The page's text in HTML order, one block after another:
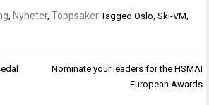
, Nyheter,Toppsaker TaggedOslo,Ski-VM,
Nominate your leaders for the HSMAI
European Awards